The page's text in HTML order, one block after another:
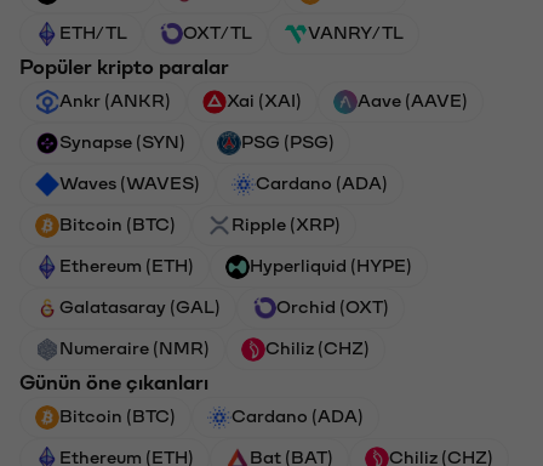
ETH/TL OXT/TL VANRY/TL
Popüler kripto paralar
Ankr (ANKR) Xai (XAI) Aave (AAVE)
Synapse (SYN) PSG (PSG)
Waves (WAVES) Cardano (ADA)
Bitcoin (BTC) Ripple (XRP)
Ethereum (ETH) Hyperliquid (HYPE)
Galatasaray (GAL) Orchid (OXT)
Numeraire (NMR) Chiliz (CHZ)
Günün öne çıkanları
Bitcoin (BTC) Cardano (ADA)
Ethereum (ETH) Bat (BAT) Chiliz (CHZ)